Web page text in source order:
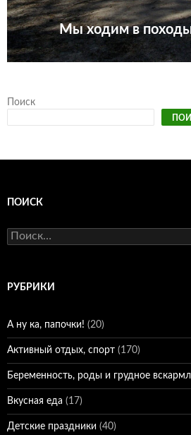
Мы ходим в
Поиск
ПОИСК
Найти:
РУБРИКИ
А ну ка, папочки! (20)
Активный отдых, спорт (170)
Беременность, роды и грудное
Вкусная еда (17)
Детские праздники (40)